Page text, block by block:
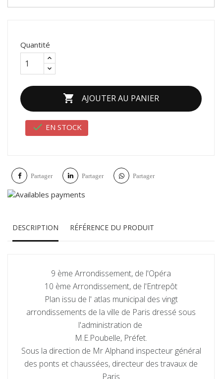
Quantité
 AJOUTER AU PANIER
 EN STOCK
Partager Partager Partager
DESCRIPTION RÉFÉRENCE DU PRODUIT
9 ème Arrondissement, de l'Opéra
10 ème Arrondissement, de l'Entrepôt
Plan issu de l' atlas municipal des vingt
arrondissements de la ville de Paris dressé sous
l'administration de
M.E.Poubelle, Préfet.
Sous la direction de Mr Alphand inspecteur général
des ponts et chaussées, directeur des travaux de
Paris